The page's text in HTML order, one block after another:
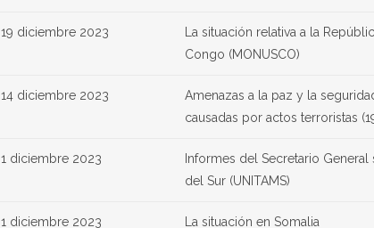
19 diciembre 2023
La situación relativa a la
Congo (MONUSCO)
14 diciembre 2023
Amenazas a la paz y la
causadas por actos terroristas
1 diciembre 2023
Informes del Secretario
del Sur (UNITAMS)
1 diciembre 2023 La situación en Somalia